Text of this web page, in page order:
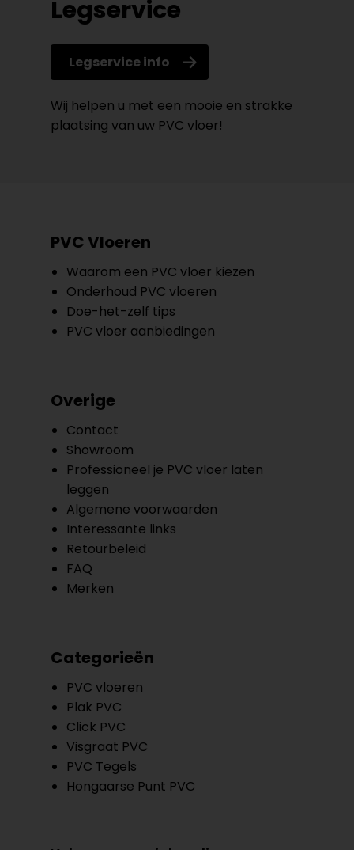
Legservice
Legservice info
Wij helpen u met een mooie en strakke
plaatsing van uw PVC vloer!
PVC Vloeren
Waarom een PVC vloer kiezen
Onderhoud PVC vloeren
Doe-het-zelf tips
PVC vloer aanbiedingen
Overige
Contact
Showroom
Professioneel je PVC vloer laten
leggen
Algemene voorwaarden
Interessante links
Retourbeleid
FAQ
Merken
Categorieën
PVC vloeren
Plak PVC
Click PVC
Visgraat PVC
PVC Tegels
Hongaarse Punt PVC